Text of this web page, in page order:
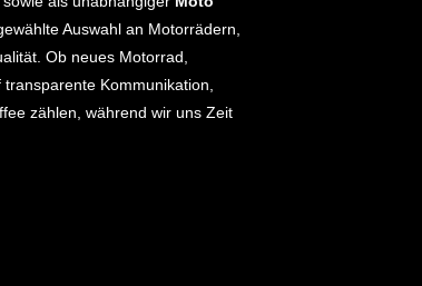
Auswahl an Motorrädern,
Ob neues Motorrad,
Kommunikation,
zählen, während wir uns Zeit